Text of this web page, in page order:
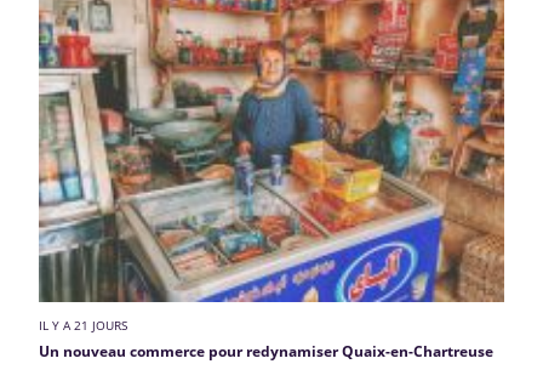
IL Y A 21 JOURS
Un nouveau commerce pour redynamiser Quaix-en-Chartreuse